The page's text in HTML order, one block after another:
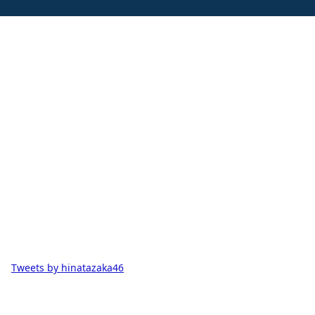
Tweets by hinatazaka46